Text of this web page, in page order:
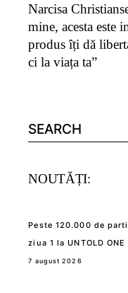
Narcisa
mine, acesta este
produs îți dă
ci la viața ta”
Search
for:
NOUTĂȚI:
Peste 120.000 de
ziua 1 la UNTOLD ONE
7 august 2026